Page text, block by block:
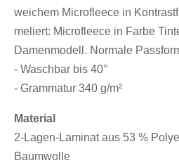
weichem Microfleece in
meliert: Microfleece in Farbe
Damenmodell. Normale
- Waschbar bis 40°
- Grammatur 340 g/m²
Material
2-Lagen-Laminat aus 53 %
Baumwolle